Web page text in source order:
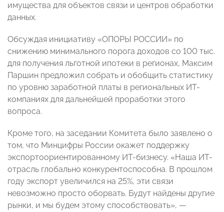
имущества для объектов связи и центров обработки
данных.
Обсуждая инициативу «ОПОРЫ РОССИИ» по
снижению минимального порога доходов со 100 тыс.
для получения льготной ипотеки в регионах, Максим
Паршин предложил собрать и обобщить статистику
по уровню заработной платы в региональных ИТ-
компаниях для дальнейшей проработки этого
вопроса.
Кроме того, на заседании Комитета было заявлено о
том, что Минцифры России окажет поддержку
экспортоориентированному ИТ-бизнесу. «Наша ИТ-
отрасль глобально конкурентоспособна. В прошлом
году экспорт увеличился на 25%, эти связи
невозможно просто оборвать. Будут найдены другие
рынки, и мы будем этому способствовать», —